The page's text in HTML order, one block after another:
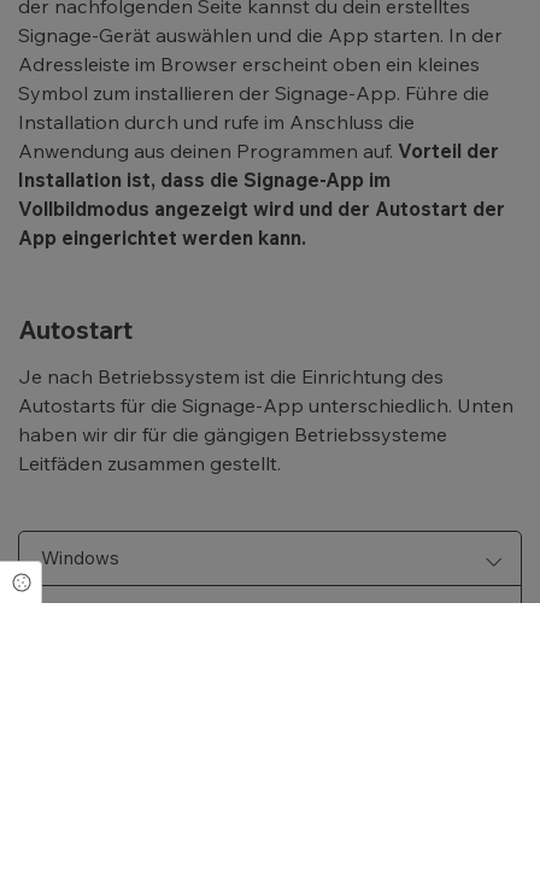
der nachfolgenden Seite kannst du dein erstelltes
Signage-Gerät auswählen und die App starten. In der
Adressleiste im Browser erscheint oben ein kleines
Symbol zum installieren der Signage-App. Führe die
Installation durch und rufe im Anschluss die
Anwendung aus deinen Programmen auf. Vorteil der
Installation ist, dass die Signage-App im
Vollbildmodus angezeigt wird und der Autostart der
App eingerichtet werden kann.
Autostart
Je nach Betriebssystem ist die Einrichtung des
Autostarts für die Signage-App unterschiedlich. Unten
haben wir dir für die gängigen Betriebssysteme
Leitfäden zusammen gestellt.
Windows
Cookie Einstellungen